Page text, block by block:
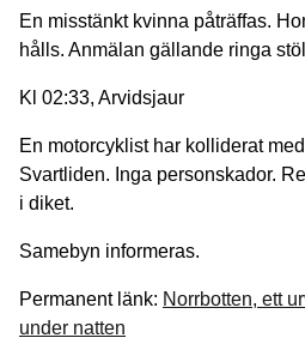
En misstänkt kvinna påträffas.
hålls. Anmälan gällande ringa
Kl 02:33, Arvidsjaur
En motorcyklist har kolliderat
Svartliden. Inga personskador.
i diket.
Samebyn informeras.
Permanent länk: Norrbotten, ett
under natten